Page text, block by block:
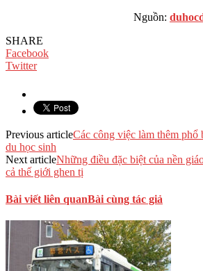
Nguồn:
SHARE
Facebook
Twitter
Previous articleCác công việc làm thêm phổ
du học sinh
Next articleNhững điều đặc biệt của nền
cả thế giới ghen tị
Bài viết liên quanBài cùng tác giả